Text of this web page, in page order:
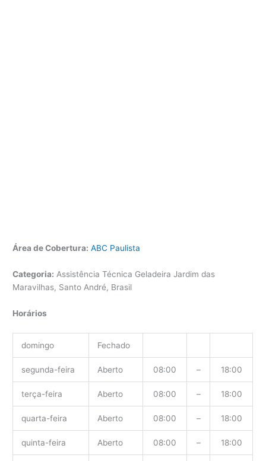
Área de Cobertura: ABC Paulista
Categoria: Assistência Técnica Geladeira Jardim das
Maravilhas, Santo André, Brasil
Horários
domingo Fechado
segunda-feira Aberto 08:00 – 18:00
terça-feira Aberto 08:00 – 18:00
quarta-feira Aberto 08:00 – 18:00
quinta-feira Aberto 08:00 – 18:00